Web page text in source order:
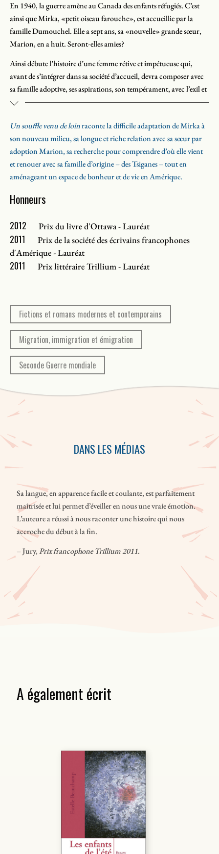
En 1940, la guerre amène au Canada des enfants réfugiés. C’est
ainsi que Mirka, «petit oiseau farouche», est accueillie par la
famille Dumouchel. Elle a sept ans, sa «nouvelle» grande sœur,
Marion, en a huit. Seront-elles amies?
Ainsi débute l’histoire d’une femme rétive et impétueuse qui,
avant de s’intégrer dans sa société d’accueil, devra composer avec
sa famille adoptive, ses aspirations, son tempérament, avec l’exil et
la découverte troublante de ses origines. Ultimement, elle léguera
Un souffle venu de loinraconte la difficile adaptation de Mirka à
son nouveau milieu, sa longue et riche relation avec sa sœur par
adoption Marion, sa recherche pour comprendre d’où elle vient
et renouer avec sa famille d’origine – des Tsiganes – tout en
aménageant un espace de bonheur et de vie en Amérique.
Honneurs
2012 Prix du livre d'Ottawa - Lauréat
2011
Prix de la société des écrivains francophones
d'Amérique - Lauréat
2011 Prix littéraire Trillium - Lauréat
Fictions et romans modernes et contemporains
Migration, immigration et émigration
Seconde Guerre mondiale
DANS LES MÉDIAS
Sa langue, en apparence facile et coulante, est parfaitement
maîtrisée et lui permet d’éveiller en nous une vraie émotion.
L’auteure a réussi à nous raconter une histoire qui nous
accroche du début à la fin.
– Jury,Prix francophone Trillium 2011.
A également écrit